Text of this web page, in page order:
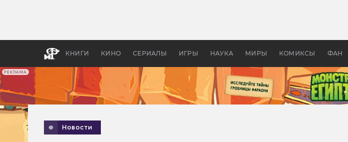
РЕКЛАМА
КНИГИ КИНО СЕРИАЛЫ ИГРЫ НАУКА МИРЫ КОМИКСЫ ФАН
апокалипсис, в России —
Новости